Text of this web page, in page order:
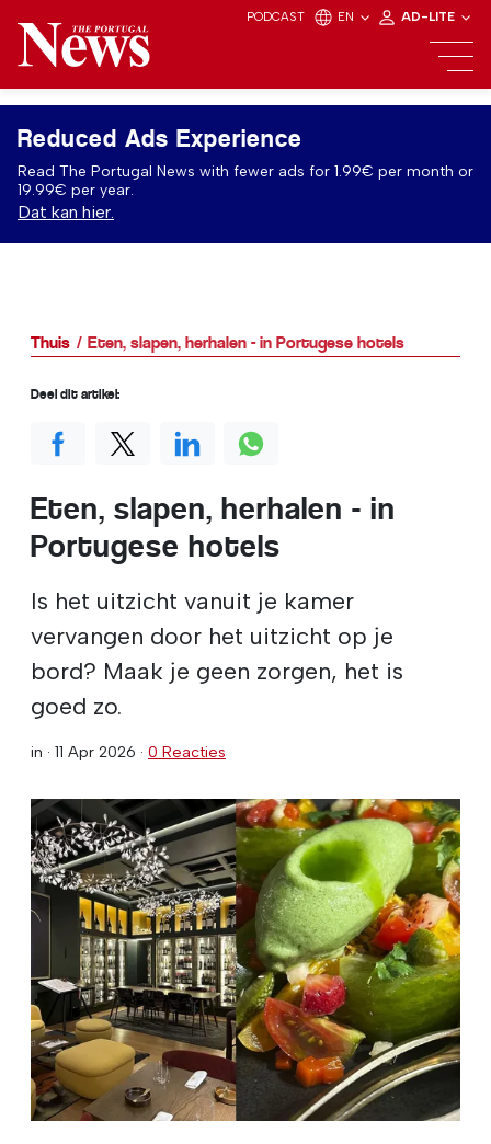
PODCAST EN AD-LITE
Reduced Ads Experience
Read The Portugal News with fewer ads for 1.99€ per month or
19.99€ per year.
Dat kan hier.
Thuis Eten, slapen, herhalen - in Portugese hotels
Eten, slapen, herhalen - in
Portugese hotels
Is het uitzicht vanuit je kamer
vervangen door het uitzicht op je
bord? Maak je geen zorgen, het is
goed zo.
in · 11 Apr 2026 · 0 Reacties
Deel dit artikel: